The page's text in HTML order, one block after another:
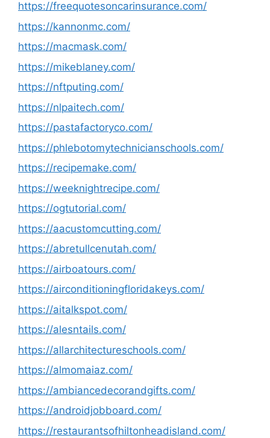
https://freequotesoncarinsurance.com/
https://kannonmc.com/
https://macmask.com/
https://mikeblaney.com/
https://nftputing.com/
https://nlpaitech.com/
https://pastafactoryco.com/
https://phlebotomytechnicianschools.com/
https://recipemake.com/
https://weeknightrecipe.com/
https://ogtutorial.com/
https://aacustomcutting.com/
https://abretullcenutah.com/
https://airboatours.com/
https://airconditioningfloridakeys.com/
https://aitalkspot.com/
https://alesntails.com/
https://allarchitectureschools.com/
https://almomaiaz.com/
https://ambiancedecorandgifts.com/
https://androidjobboard.com/
https://restaurantsofhiltonheadisland.com/